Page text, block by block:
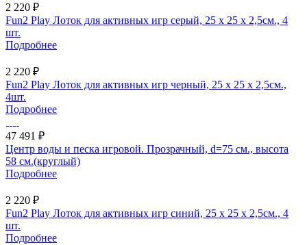
2 220 ₽
Fun2 Play Лоток для активных игр серый, 25 x 25 x 2,5см., 4
шт.
Подробнее
2 220 ₽
Fun2 Play Лоток для активных игр черный, 25 x 25 x 2,5см.,
4шт.
Подробнее
47 491 ₽
Центр воды и песка игровой. Прозрачный, d=75 см., высота
58 см.(круглый)
Подробнее
2 220 ₽
Fun2 Play Лоток для активных игр синий, 25 x 25 x 2,5см., 4
шт.
Подробнее